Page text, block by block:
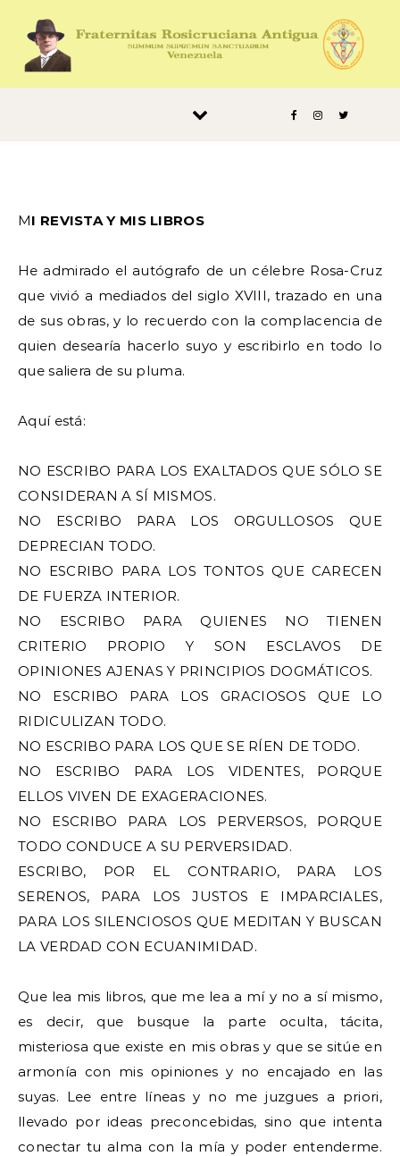
MI REVISTA Y MIS LIBROS
He admirado el autógrafo de un célebre Rosa-Cruz
que vivió a mediados del siglo XVIII, trazado en una
de sus obras, y lo recuerdo con la complacencia de
quien desearía hacerlo suyo y escribirlo en todo lo
que saliera de su pluma.
Aquí está:
NO ESCRIBO PARA LOS EXALTADOS QUE SÓLO SE
CONSIDERAN A SÍ MISMOS.
NO ESCRIBO PARA LOS ORGULLOSOS QUE
DEPRECIAN TODO.
NO ESCRIBO PARA LOS TONTOS QUE CARECEN
DE FUERZA INTERIOR.
NO ESCRIBO PARA QUIENES NO TIENEN
CRITERIO PROPIO Y SON ESCLAVOS DE
OPINIONES AJENAS Y PRINCIPIOS DOGMÁTICOS.
NO ESCRIBO PARA LOS GRACIOSOS QUE LO
RIDICULIZAN TODO.
NO ESCRIBO PARA LOS QUE SE RÍEN DE TODO.
NO ESCRIBO PARA LOS VIDENTES, PORQUE
ELLOS VIVEN DE EXAGERACIONES.
NO ESCRIBO PARA LOS PERVERSOS, PORQUE
TODO CONDUCE A SU PERVERSIDAD.
ESCRIBO, POR EL CONTRARIO, PARA LOS
SERENOS, PARA LOS JUSTOS E IMPARCIALES,
PARA LOS SILENCIOSOS QUE MEDITAN Y BUSCAN
LA VERDAD CON ECUANIMIDAD.
Que lea mis libros, que me lea a mí y no a sí mismo,
es decir, que busque la parte oculta, tácita,
misteriosa que existe en mis obras y que se sitúe en
armonía con mis opiniones y no encajado en las
suyas. Lee entre líneas y no me juzgues a priori,
llevado por ideas preconcebidas, sino que intenta
conectar tu alma con la mía y poder entenderme.